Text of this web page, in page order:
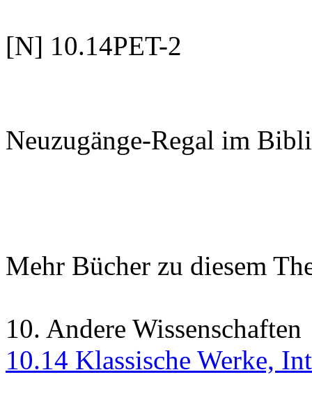
[N] 10.14PET-2
Neuzugänge-Regal im
Mehr Bücher zu diesem
10. Andere Wissenschaften
10.14 Klassische Werke,